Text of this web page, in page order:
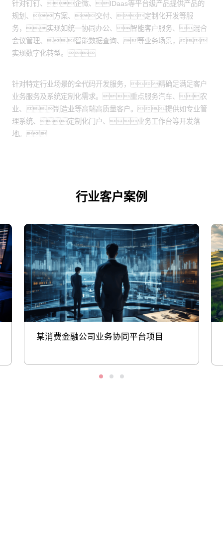
针对钉钉、企微、IDaas等平台级产品提供产品的
规划、方案、交付、定制化开发等服
务，实现如统一协同办公、智能客户服务、混合
会议管理、智能数据查询、等业务场景，
实现数字化转型。
针对特定行业场景的全代码开发服务，精确足满足客户
业务服务及系统定制化需求。重点服务汽车、农
业、制造业等高端高质量客户。提供如专业管
理系统、定制化门户、业务工作台等开发落
地。
行业客户案例
某消费金融公司业务协同平台项目